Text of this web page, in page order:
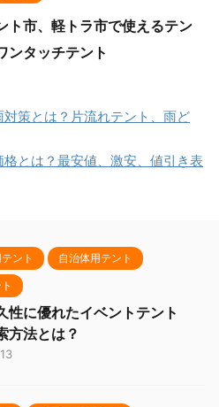
ト市、軽トラ市で使えるテン
ンタッチテント
策とは？片流れテント、雨ど
とは？最安値、激安、値引き表
ント 自治体用テント
性に優れたイベントテント
方法とは？